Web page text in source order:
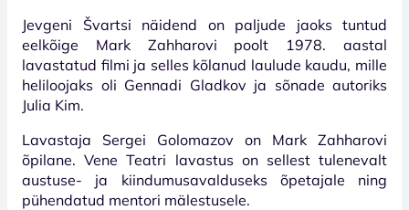
Jevgeni Švartsi näidend on paljude jaoks tuntud
eelkõige Mark Zahharovi poolt 1978. aastal
lavastatud filmi ja selles kõlanud laulude kaudu, mille
heliloojaks oli Gennadi Gladkov ja sõnade autoriks
Julia Kim.
Lavastaja Sergei Golomazov on Mark Zahharovi
õpilane. Vene Teatri lavastus on sellest tulenevalt
austuse- ja kiindumusavalduseks õpetajale ning
pühendatud mentori mälestusele.